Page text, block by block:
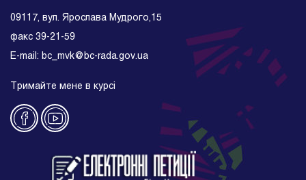
09117, вул. Ярослава Мудрого,15
факс 39-21-59
E-mail: bc_mvk@bc-rada.gov.ua
Тримайте мене в курсі